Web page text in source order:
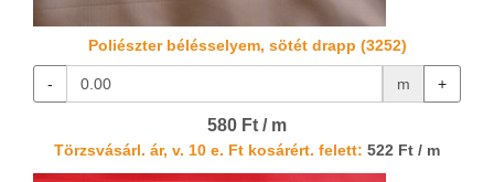
Poliészter bélésselyem, sötét drapp (3252)
- m +
580 Ft / m
Törzsvásárl. ár, v. 10 e. Ft kosárért. felett: 522 Ft / m